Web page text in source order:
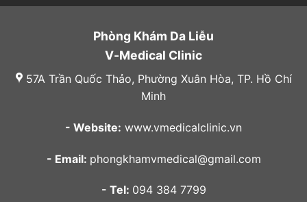
Phòng Khám Da Liễu
V-Medical Clinic
57A Trần Quốc Thảo, Phường Xuân Hòa, TP. Hồ Chí
Minh
- Website: www.vmedicalclinic.vn
- Email: phongkhamvmedical@gmail.com
- Tel: 094 384 7799